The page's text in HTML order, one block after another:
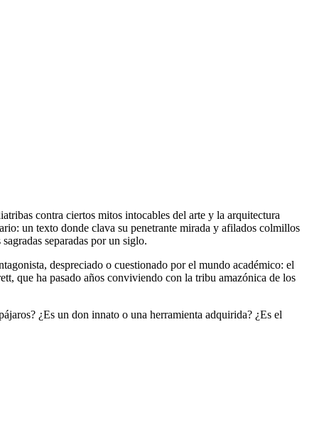
contra ciertos mitos intocables del arte y la arquitectura
un texto donde clava su penetrante mirada y afilados colmillos
separadas por un siglo.
despreciado o cuestionado por el mundo académico: el
que ha pasado años conviviendo con la tribu amazónica de los
¿Es un don innato o una herramienta adquirida? ¿Es el